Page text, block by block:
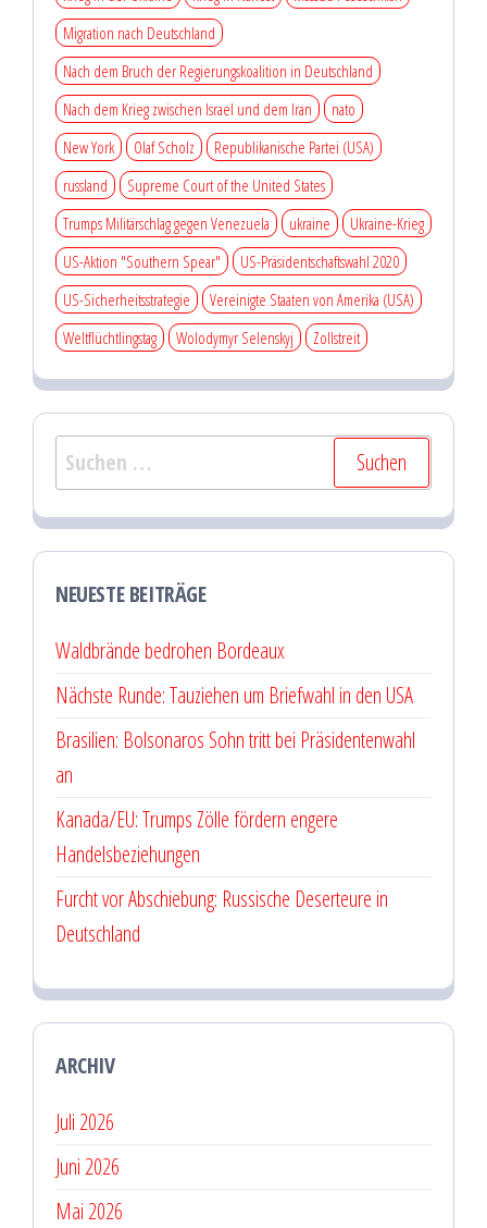
Migration nach Deutschland
Nach dem Bruch der Regierungskoalition in Deutschland
Nach dem Krieg zwischen Israel und dem Iran
nato
New York
Olaf Scholz
Republikanische Partei (USA)
russland
Supreme Court of the United States
Trumps Militärschlag gegen Venezuela
ukraine
Ukraine-Krieg
US-Aktion "Southern Spear"
US-Präsidentschaftswahl 2020
US-Sicherheitsstrategie
Vereinigte Staaten von Amerika (USA)
Weltflüchtlingstag
Wolodymyr Selenskyj Zollstreit
Suchen
nach:
NEUESTE BEITRÄGE
Waldbrände bedrohen Bordeaux
Nächste Runde: Tauziehen um Briefwahl in den USA
Brasilien: Bolsonaros Sohn tritt bei Präsidentenwahl
an
Kanada/EU: Trumps Zölle fördern engere
Handelsbeziehungen
Furcht vor Abschiebung: Russische Deserteure in
Deutschland
ARCHIV
Juli 2026
Juni 2026
Mai 2026